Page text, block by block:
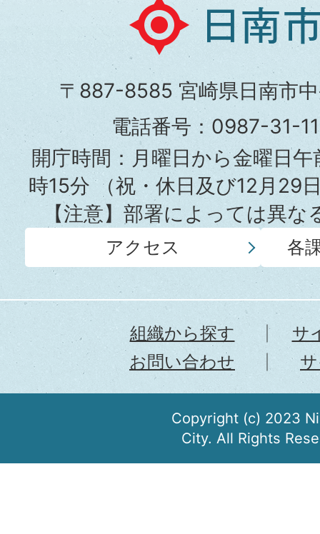
日
南
市
役
所
〒887-8585 宮崎県日南市
電話番号：0987-31-
開庁時間：月曜日から金曜日
時15分（祝・休日及び12月29
【注意】部署によっては異
アクセス 各
組織から探す
サ
お問い合わせ
Copyright (c) 2023
City. All Rights